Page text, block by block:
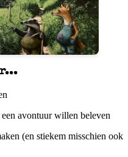
avontuur willen beleven
(en stiekem misschien ook